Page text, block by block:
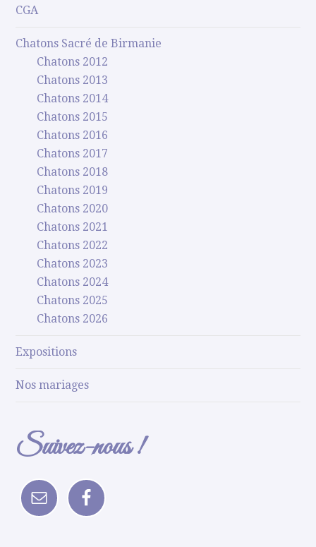
CGA
Chatons Sacré de Birmanie
Chatons 2012
Chatons 2013
Chatons 2014
Chatons 2015
Chatons 2016
Chatons 2017
Chatons 2018
Chatons 2019
Chatons 2020
Chatons 2021
Chatons 2022
Chatons 2023
Chatons 2024
Chatons 2025
Chatons 2026
Expositions
Nos mariages
Suivez-nous !